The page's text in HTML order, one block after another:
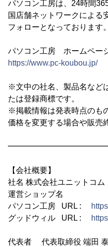
パソコン工房は、24時間
国店舗ネットワークによる
フォローとなっております。
パソコン工房 ホームペー
https://www.pc-koubou.jp/
※文中の社名、製品名など
たは登録商標です。
※掲載情報は発表時点のも
価格を変更する場合や販売
【会社概要】
社名 株式会社ユニットコム
運営ショップ名
パソコン工房 URL :
グッドウィル URL :
代表者 代表取締役 端田